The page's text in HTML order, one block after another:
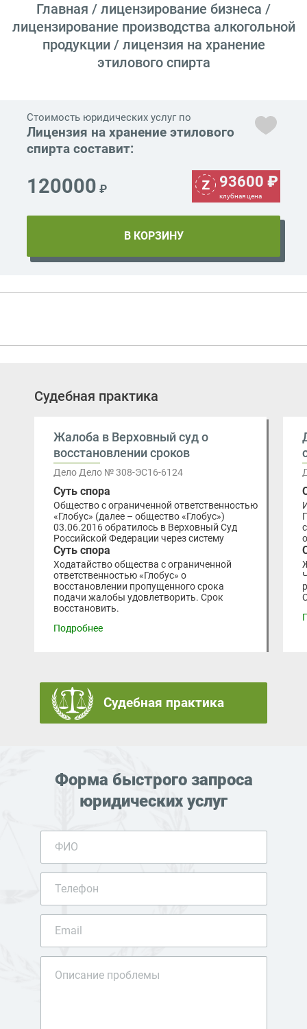
Главная / лицензирование бизнеса /
лицензирование производства алкогольной
продукции/ лицензия на хранение
этилового спирта
Стоимость юридических услуг по
Лицензия на хранение этилового
спирта составит:
120000 ₽ 93600 ₽
клубная цена
Судебная практика
Жалоба в Верховный суд о
восстановлении сроков
Дело Дело № 308-ЭС16-6124
Суть спора
Общество с ограниченной ответственностью
«Глобус» (далее – общество «Глобус»)
03.06.2016 обратилось в Верховный Суд
Российской Федерации через систему
Суть спора
Ходатайство общества с ограниченной
ответственностью «Глобус» о
восстановлении пропущенного срока
подачи жалобы удовлетворить. Срок
восстановить.
Подробнее
Судебная практика
Форма быстрого запроса
юридических услуг